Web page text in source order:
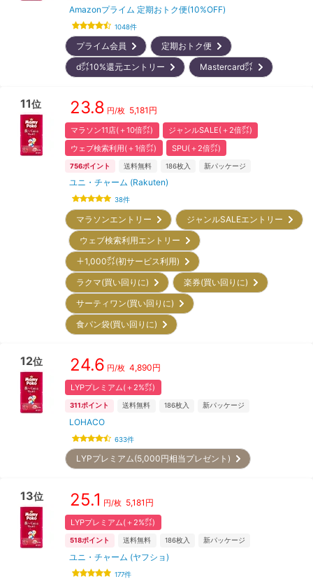
Amazonプライム 定期おトク便(10%OFF)
1048件
プライム会員
定期おトク便
d㌽10%還元エントリー
Mastercard㌽
11位 23.8 円/枚 5,181 円
マラソン11店(＋10倍㌽)
ジャンルSALE(＋2倍㌽)
ウェブ検索利用(＋1倍㌽)
SPU(＋2倍㌽)
756ポイント 送料無料 186枚入 新パッケージ
ユニ・チャーム (Rakuten)
38件
マラソンエントリー
ジャンルSALEエントリー
ウェブ検索利用エントリー
＋1,000㌽(初サービス利用)
ラクマ(買い回りに)
楽券(買い回りに)
サーティワン(買い回りに)
食パン袋(買い回りに)
12位 24.6 円/枚 4,890円
LYPプレミアム(＋2%㌽)
311 ポイント 送料無料 186枚入 新パッケージ
LOHACO
633件
LYPプレミアム(5,000円相当プレゼント)
13位 25.1 円/枚 5,181 円
LYPプレミアム(＋2%㌽)
518ポイント 送料無料 186枚入 新パッケージ
ユニ・チャーム (ヤフショ)
177件